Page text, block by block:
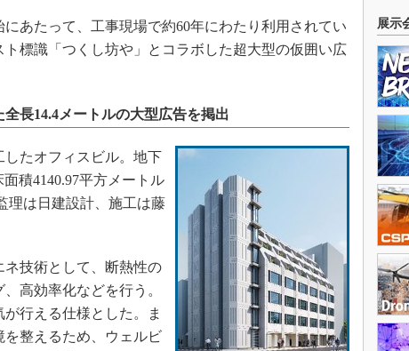
あたって、工事現場で約60年にわたり利用されてい
標識「つくし坊や」とコラボした超大型の仮囲い広
長14.4メートルの大型広告を掲出
たオフィスビル。地下
積4140.97平方メートル
理は日建設計、施工は藤
技術として、断熱性の
高効率化などを行う。
行える仕様とした。ま
整えるため、ウェルビ
展示